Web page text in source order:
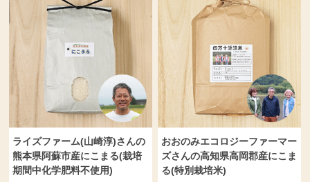
ライズファーム(山崎淳)さんの
熊本県阿蘇市産にこまる(栽培
期間中化学肥料不使用)
おおのみエコロジーファーマー
ズさんの高知県高岡郡産にこま
る(特別栽培米)